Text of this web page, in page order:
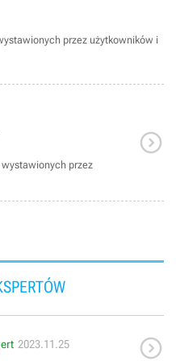
przez użytkowników i
przez

2023.11.25 